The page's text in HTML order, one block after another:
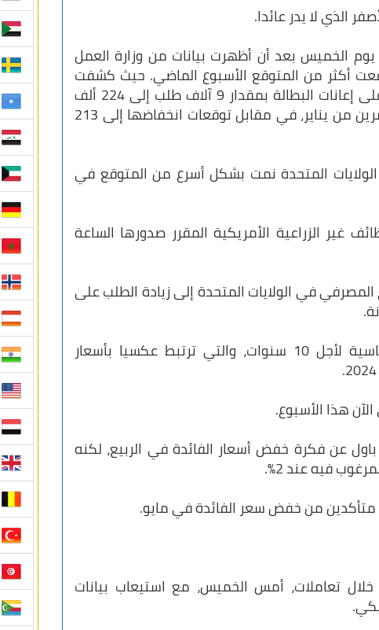
الذي لا يدر عائدا.
الخميس بعد أن أظهرت بيانات من وزارة العمل
أكثر من المتوقع الأسبوع الماضي. حيث كشفت
البيانات ارتفاع عدد الطلبات الأولية للحصول على إعانات البطالة بمقدار 9 آلاف طلب إلى 224 ألف
طلب في الأسبوع المنتهي في السابع والعشرين من يناير، في مقابل توقعات انخفاضها إلى 213
المتحدة نمت بشكل أسرع من المتوقع في
غير الزراعية الأمريكية المقرر صدورها الساعة
في الولايات المتحدة إلى زيادة الطلب على
وتراجعت العائدات على سندات الخزانة القياسية لأجل 10 سنوات، والتي ترتبط عكسيا بأسعار
عن فكرة خفض أسعار الفائدة في الربيع، لكنه
فيه عند 2٪.
متأكدين من خفض سعر الفائدة في مايو.
خلال تعاملات، أمس الخميس، مع استيعاب بيانات